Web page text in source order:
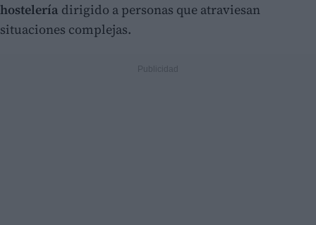
hostelería dirigido a personas que atraviesan
situaciones complejas.